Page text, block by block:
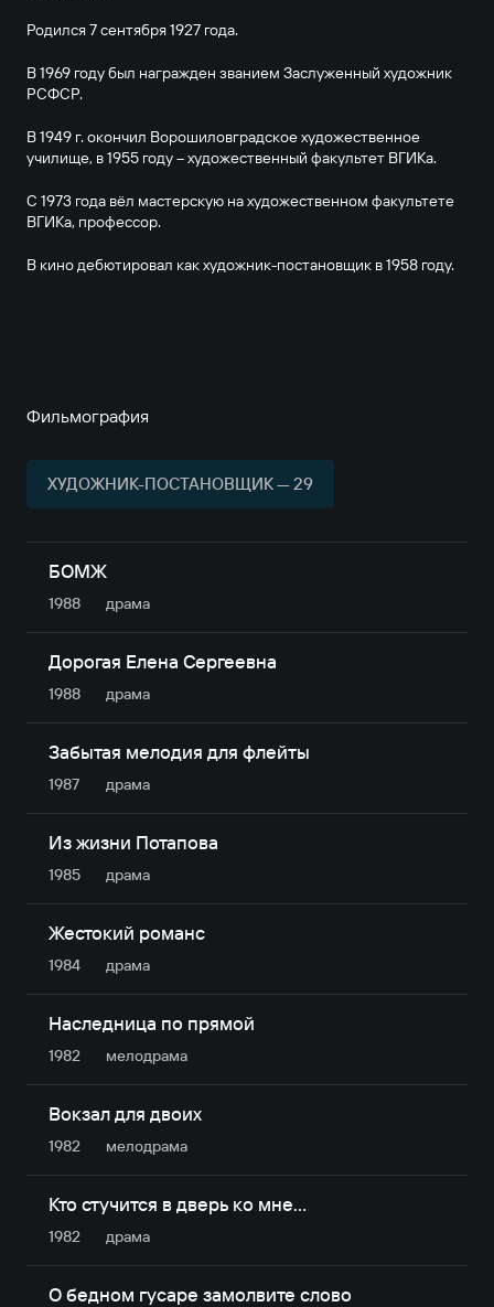
Родился 7 сентября 1927 года.
В 1969 году был награжден званием Заслуженный художник
РСФСР.
В 1949 г. окончил Ворошиловградское художественное
училище, в 1955 году – художественный факультет ВГИКа.
С 1973 года вёл мастерскую на художественном факультете
ВГИКа, профессор.
В кино дебютировал как художник-постановщик в 1958 году.
Фильмография
ХУДОЖНИК-ПОСТАНОВЩИК — 29
БОМЖ
1988 драма
Дорогая Елена Сергеевна
1988 драма
Забытая мелодия для флейты
1987 драма
Из жизни Потапова
1985 драма
Жестокий романс
1984 драма
Наследница по прямой
1982 мелодрама
Вокзал для двоих
1982 мелодрама
Кто стучится в дверь ко мне…
1982 драма
О бедном гусаре замолвите слово